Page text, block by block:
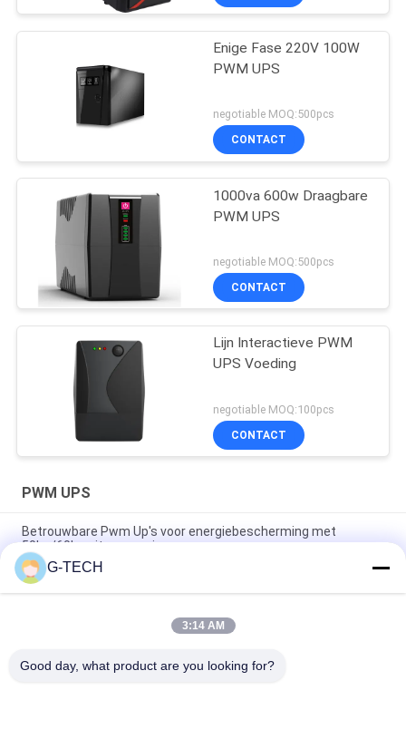
Enige Fase 220V 100W
PWM UPS
negotiable MOQ:500pcs
CONTACT
1000va 600w Draagbare
PWM UPS
negotiable MOQ:500pcs
CONTACT
Lijn Interactieve PWM
UPS Voeding
negotiable MOQ:100pcs
CONTACT
PWM UPS
Betrouwbare Pwm Up's voor energiebescherming met
50hz/60hz uitgang en ingang
1000VA 600W Gemodificeerde sinusgolflijn Interactieve UPS,
UPS voor computers
Lijn-interactief UPS 400-2000va (Plastiek) (Geestelijke)
G-TECH
3:14 AM
Good day, what product are you looking for?